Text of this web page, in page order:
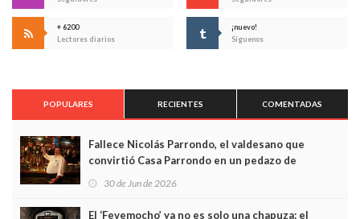
+ 6200
Lectores diarios
¡nuevo!
Síguenos
POPULARES RECIENTES COMENTADAS
Fallece Nicolás Parrondo, el valdesano que
convirtió Casa Parrondo en un pedazo de
Asturias en Madrid
30 de Jun de 2026
El ‘Fevemocho’ ya no es solo una chapuza: el